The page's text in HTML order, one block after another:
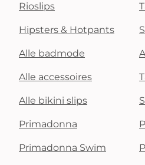
Rioslips
Hipsters & Hotpants
Alle badmode
Alle accessoires
Alle bikini slips
Primadonna
Primadonna Swim